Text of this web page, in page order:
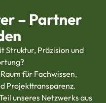
– Partner
Struktur, Präzision und
für Fachwissen,
Projekttransparenz.
unseres Netzwerks aus